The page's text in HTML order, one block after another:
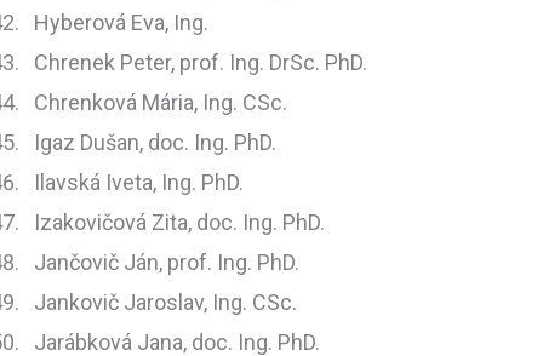
Hyberová Eva, Ing.
Chrenek Peter, prof. Ing. DrSc. PhD.
Chrenková Mária, Ing. CSc.
Igaz Dušan, doc. Ing. PhD.
Ilavská Iveta, Ing. PhD.
Izakovičová Zita, doc. Ing. PhD.
Jančovič Ján, prof. Ing. PhD.
Jankovič Jaroslav, Ing. CSc.
Jarábková Jana, doc. Ing. PhD.